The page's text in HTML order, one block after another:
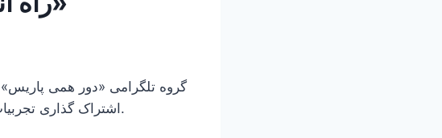
گروه تلگرامی «دور همی
اشتراک گذاری تجربیات کافه ها، موزه ها، مکانهای دیدنی، افترورک و دورهمی راه اندازی شد.